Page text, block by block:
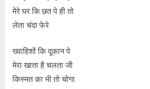
मेरे घर कि छत पे ही तो
लेता चंदा फेरे
ख्वाहिशों कि दूकान पे
मेरा खाता है चलता जी
किस्मत का भी तो चोगा